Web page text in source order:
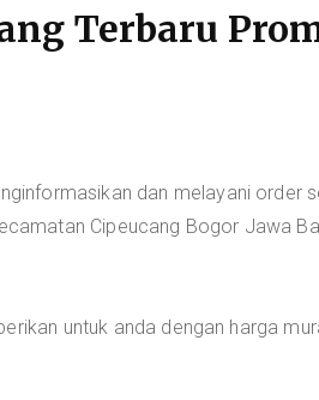
Terbaru
dan melayani order
Cipeucang Bogor Jawa
untuk anda dengan harga